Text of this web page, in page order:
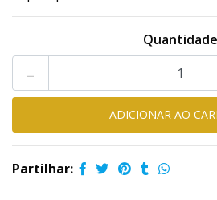
Quantidade
-
Partilhar: